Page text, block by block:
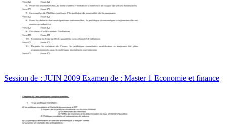
Session de : JUIN 2009 Examen de : Master 1 Economie et finance